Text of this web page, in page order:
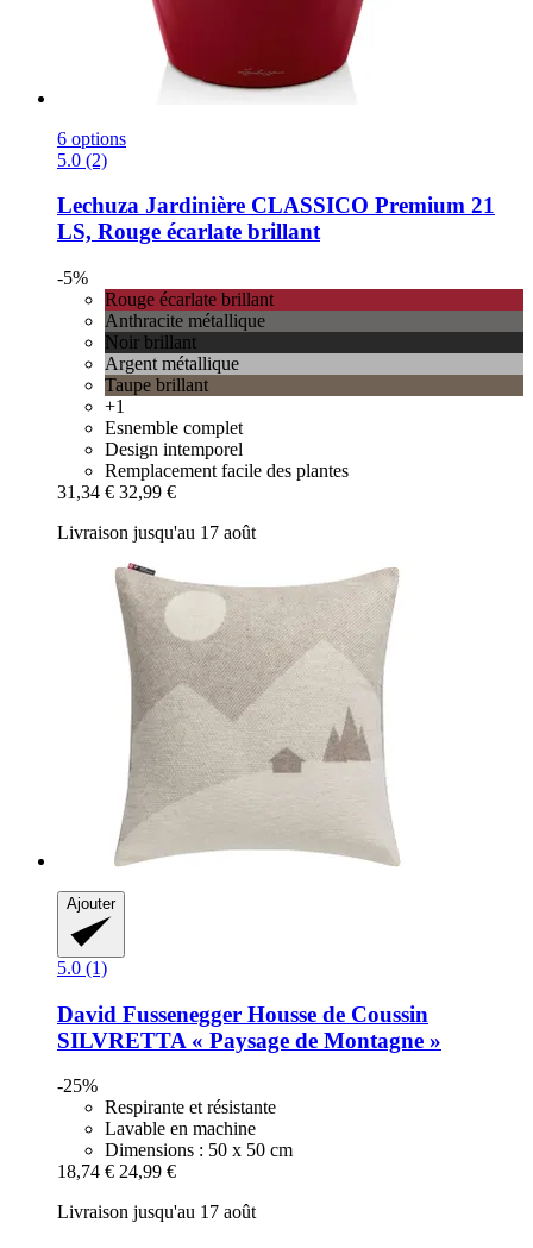
6 options
5.0 (2)
Lechuza Jardinière CLASSICO Premium 21
LS, Rouge écarlate brillant
-5%
Rouge écarlate brillant
Anthracite métallique
Noir brillant
Argent métallique
Taupe brillant
+1
Esnemble complet
Design intemporel
Remplacement facile des plantes
31,34 € 32,99 €
Livraison jusqu'au 17 août
Ajouter
5.0 (1)
David Fussenegger Housse de Coussin
SILVRETTA « Paysage de Montagne »
-25%
Respirante et résistante
Lavable en machine
Dimensions : 50 x 50 cm
18,74 € 24,99 €
Livraison jusqu'au 17 août